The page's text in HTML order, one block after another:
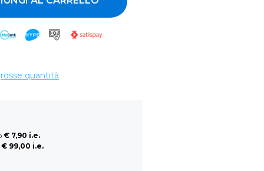
quantità
€ 7,90 i.e.
€ 99,00 i.e.